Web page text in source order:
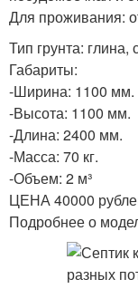
Для проживания:
Тип грунта: глина,
Габариты:
-Ширина: 1100 мм.
-Высота: 1100 мм.
-Длина: 2400 мм.
-Масса: 70 кг.
-Объем: 2 м³
ЦЕНА 40000
Подробнее о